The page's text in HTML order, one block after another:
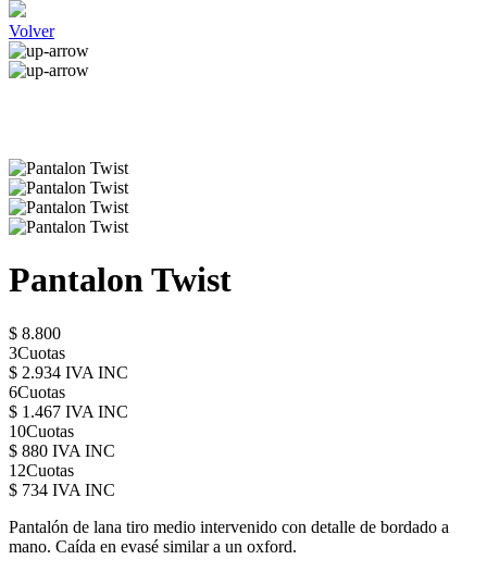
Volver
Pantalon Twist
$ 8.800
3Cuotas
$ 2.934 IVA INC
6Cuotas
$ 1.467 IVA INC
10Cuotas
$ 880 IVA INC
12Cuotas
$ 734 IVA INC
Pantalón de lana tiro medio intervenido con detalle de bordado a
mano. Caída en evasé similar a un oxford.